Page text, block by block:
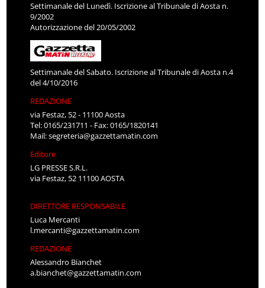
Settimanale del Lunedì. Iscrizione al Tribunale di Aosta n.
9/2002
Autorizzazione del 20/05/2002
Settimanale del Sabato. Iscrizione al Tribunale di Aosta n.4
del 4/10/2016
REDAZIONE
via Festaz, 52 - 11100 Aosta
Tel: 0165/231711 - Fax: 0165/1820141
Mail:segreteria@gazzettamatin.com
Editore
LG PRESSE S.R.L.
via Festaz, 52 11100 AOSTA
DIRETTORE RESPONSABILE
Luca Mercanti
l.mercanti@gazzettamatin.com
REDAZIONE
Alessandro Bianchet
a.bianchet@gazzettamatin.com